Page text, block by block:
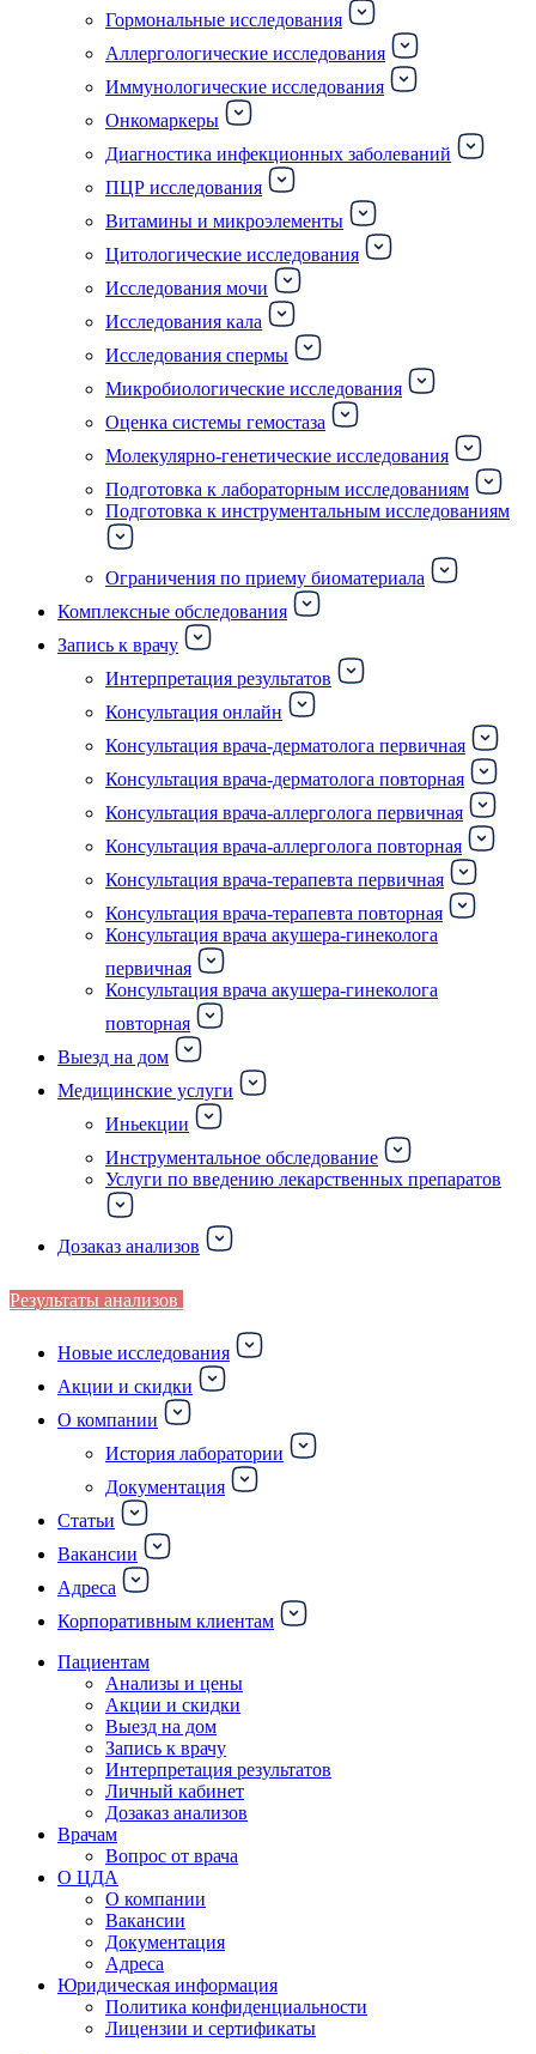
Гормональные исследования
Аллергологические исследования
Иммунологические исследования
Онкомаркеры
Диагностика инфекционных заболеваний
ПЦР исследования
Витамины и микроэлементы
Цитологические исследования
Исследования мочи
Исследования кала
Исследования спермы
Микробиологические исследования
Оценка системы гемостаза
Молекулярно-генетические исследования
Подготовка к лабораторным исследованиям
Подготовка к инструментальным исследованиям
Ограничения по приему биоматериала
Комплексные обследования
Запись к врачу
Интерпретация результатов
Консультация онлайн
Консультация врача-дерматолога первичная
Консультация врача-дерматолога повторная
Консультация врача-аллерголога первичная
Консультация врача-аллерголога повторная
Консультация врача-терапевта первичная
Консультация врача-терапевта повторная
Консультация врача акушера-гинеколога
первичная
Консультация врача акушера-гинеколога
повторная
Выезд на дом
Медицинские услуги
Иньекции
Инструментальное обследование
Услуги по введению лекарственных препаратов
Дозаказ анализов
Результаты анализов
Новые исследования
Акции и скидки
О компании
История лаборатории
Документация
Статьи
Вакансии
Адреса
Корпоративным клиентам
Пациентам
Анализы и цены
Акции и скидки
Выезд на дом
Запись к врачу
Интерпретация результатов
Личный кабинет
Дозаказ анализов
Врачам
Вопрос от врача
О ЦДА
О компании
Вакансии
Документация
Адреса
Юридическая информация
Политика конфиденциальности
Лицензии и сертификаты